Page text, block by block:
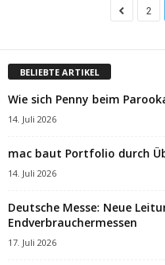
2
BELIEBTE ARTIKEL
Wie sich Penny beim
14. Juli 2026
mac baut Portfolio durch
14. Juli 2026
Deutsche Messe: Neue
Endverbrauchermessen
17. Juli 2026